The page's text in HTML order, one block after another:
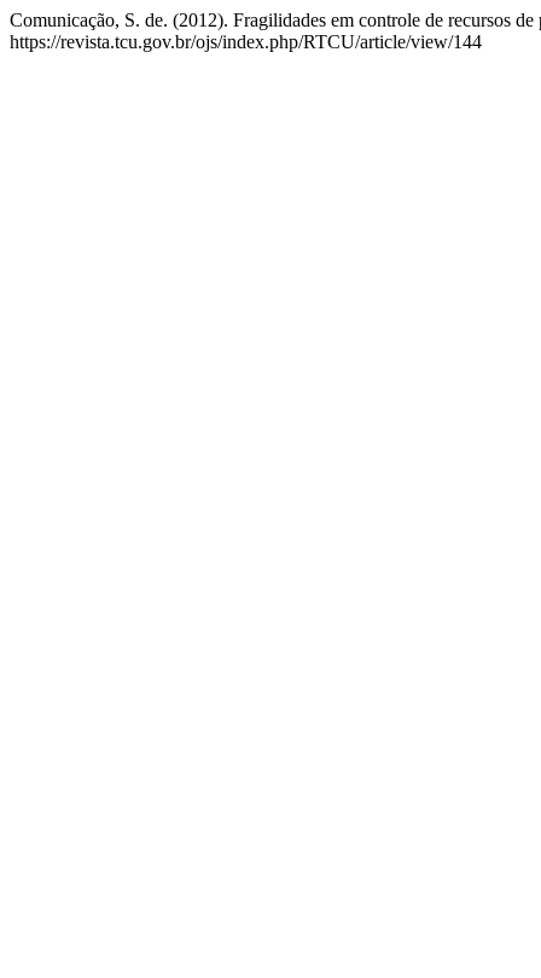
Comunicação, S. de. (2012). Fragilidades em controle de recursos
https://revista.tcu.gov.br/ojs/index.php/RTCU/article/view/144